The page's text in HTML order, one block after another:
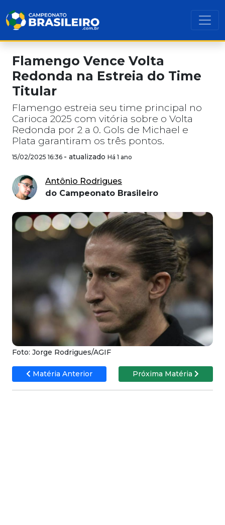
Flamengo Vence Volta
Redonda na Estreia do Time
Titular
Flamengo estreia seu time principal no
Carioca 2025 com vitória sobre o Volta
Redonda por 2 a 0. Gols de Michael e
Plata garantiram os três pontos.
15/02/2025 16:36 - atualizado Há 1 ano
Antônio Rodrigues
do Campeonato Brasileiro
Foto: Jorge Rodrigues/AGIF
Matéria Anterior Próxima Matéria